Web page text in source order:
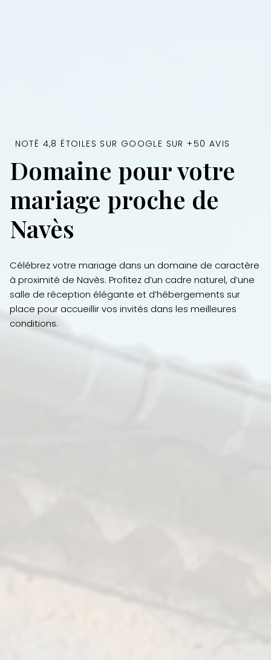
NOTÉ 4,8 ÉTOILES SUR GOOGLE SUR +50 AVIS
Domaine pour votre
mariage proche de
Navès
Célébrez votre mariage dans un domaine de caractère
à proximité de Navès. Profitez d’un cadre naturel, d’une
salle de réception élégante et d’hébergements sur
place pour accueillir vos invités dans les meilleures
conditions.